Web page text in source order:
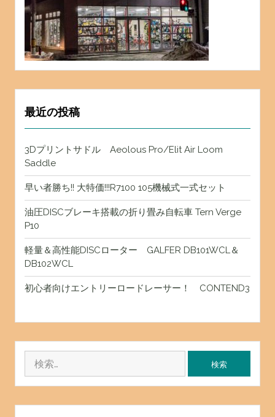
最近の投稿
3Dプリントサドル Aeolous Pro/Elit Air Loom
Saddle
早い者勝ち!! 大特価!!!R7100 105機械式一式セット
油圧DISCブレーキ搭載の折り畳み自転車 Tern Verge
P10
軽量＆高性能DISCローター GALFER DB101WCL＆
DB102WCL
初心者向けエントリーロードレーサー！ CONTEND3